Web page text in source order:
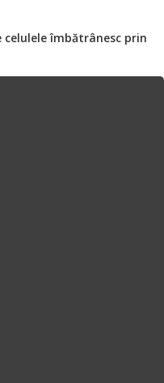
îmbătrânesc prin